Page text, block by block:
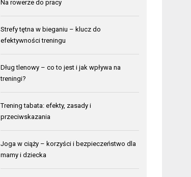
Na rowerze do pracy
Strefy tętna w bieganiu – klucz do
efektywności treningu
Dług tlenowy – co to jest i jak wpływa na
treningi?
Trening tabata: efekty, zasady i
przeciwskazania
Joga w ciąży – korzyści i bezpieczeństwo dla
mamy i dziecka